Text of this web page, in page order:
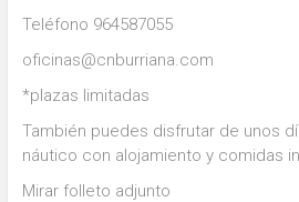
Teléfono 964587055
oficinas@cnburriana.com
*plazas limitadas
También puedes disfrutar de unos
náutico con alojamiento y comidas
Mirar folleto adjunto